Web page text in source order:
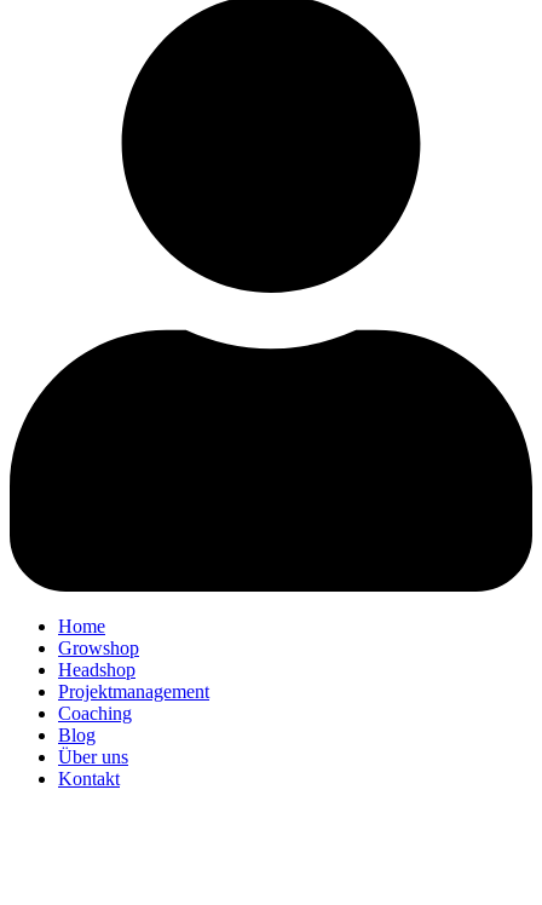
Home
Growshop
Headshop
Projektmanagement
Coaching
Blog
Über uns
Kontakt